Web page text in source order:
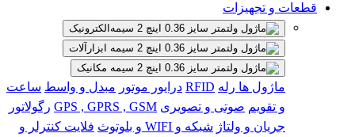
قطعات و تجهیزات
الکترونیک
ابزارآلات
مکانیک
ماژول ها رله RFID درایور موتور مبدل و واسط ساعت
و تقویم صوتی و تصویری GPS , GPRS , GSM رگولاتور
جریان و ولتاژ شبکه و WIFI و بلوتوث
فلایت کنترلر و